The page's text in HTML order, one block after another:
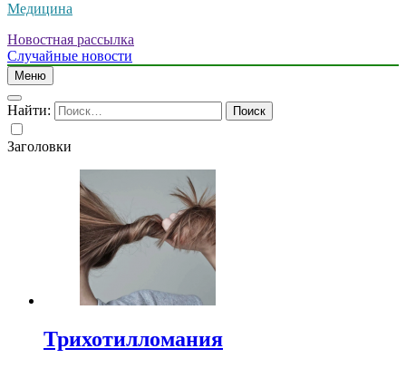
Медицина
Новостная рассылка
Случайные новости
Меню
Найти:
Заголовки
Трихотилломания